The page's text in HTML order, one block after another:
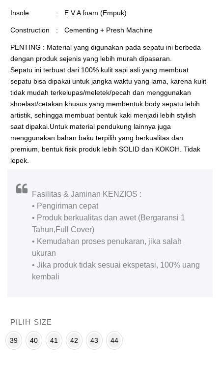
Insole : E.V.A foam (Empuk)
Construction : Cementing + Presh Machine
PENTING : Material yang digunakan pada sepatu ini berbeda
dengan produk sejenis yang lebih murah dipasaran.
Sepatu ini terbuat dari 100% kulit sapi asli yang membuat
sepatu bisa dipakai untuk jangka waktu yang lama, karena kulit
tidak mudah terkelupas/meletek/pecah dan menggunakan
shoelast/cetakan khusus yang membentuk body sepatu lebih
artistik, sehingga membuat bentuk kaki menjadi lebih stylish
saat dipakai.Untuk material pendukung lainnya juga
menggunakan bahan baku terpilih yang berkualitas dan
premium, bentuk fisik produk lebih SOLID dan KOKOH. Tidak
lepek.
Fasilitas & Jaminan KENZIOS :
• Pengiriman cepat
• Produk berkualitas dan awet (Bergaransi 1
Tahun,Full Cover)
• Kemudahan proses penukaran, jika salah
ukuran
• Jika produk tidak sesuai ekspetasi, 100% uang
kembali
PILIH SIZE
39 40 41 42 43 44